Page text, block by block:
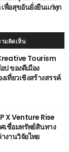
พื่อสุขอันยั่งยืนแก่ทุก
ามคิดเห็น
Tourism
ของดีเมือง
ที่ยวเชิงสร้างสรรค์
X Venture Rise
เชื่อมทรัพย์สินทาง
งานวิจัยไทย